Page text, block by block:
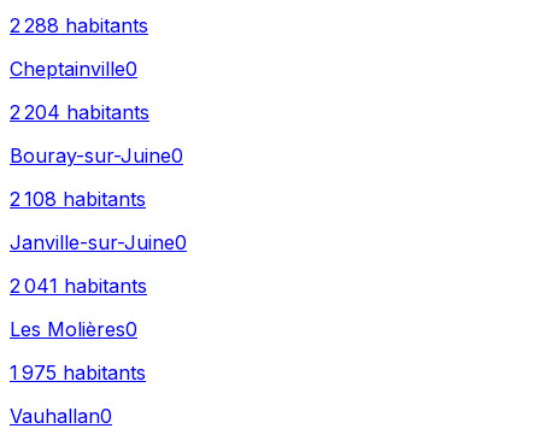
2 288 habitants
Cheptainville0
2 204 habitants
Bouray-sur-Juine0
2 108 habitants
Janville-sur-Juine0
2 041 habitants
Les Molières0
1 975 habitants
Vauhallan0